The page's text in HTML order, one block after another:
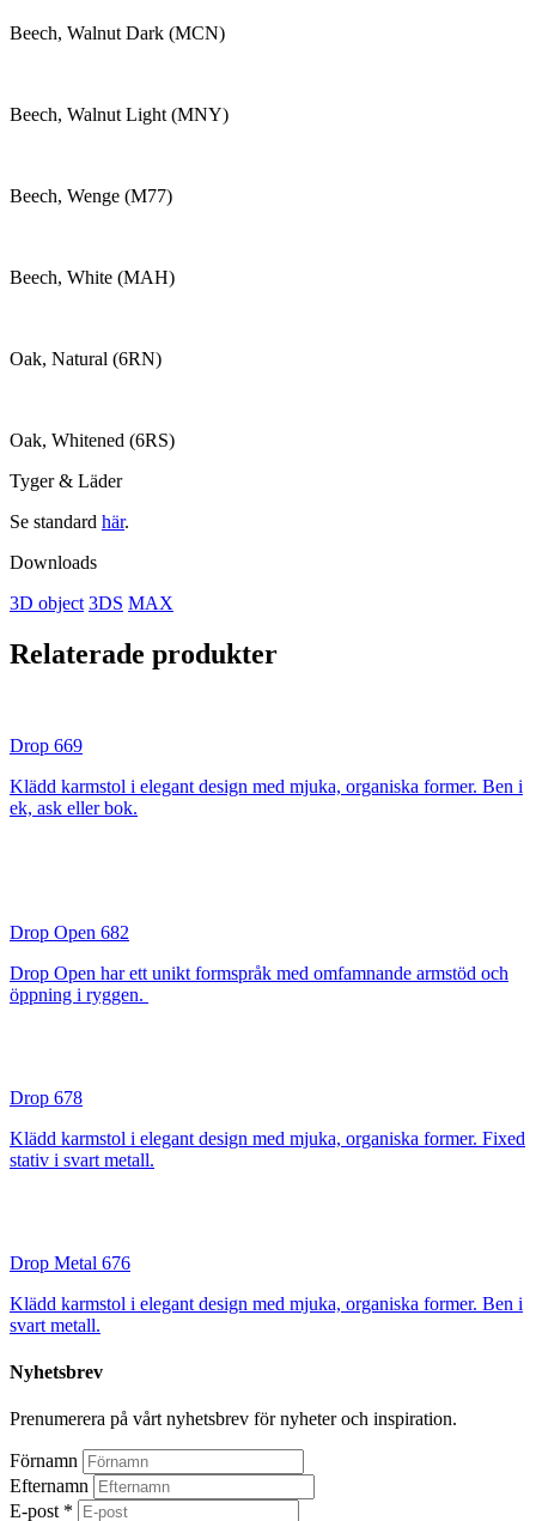
Beech, Walnut Dark (MCN)
Beech, Walnut Light (MNY)
Beech, Wenge (M77)
Beech, White (MAH)
Oak, Natural (6RN)
Oak, Whitened (6RS)
Tyger & Läder
Se standard här.
Downloads
3D object 3DS MAX
Relaterade produkter
Drop 669
Klädd karmstol i elegant design med mjuka, organiska former. Ben i
ek, ask eller bok.
Drop Open 682
Drop Open har ett unikt formspråk med omfamnande armstöd och
öppning i ryggen.
Drop 678
Klädd karmstol i elegant design med mjuka, organiska former. Fixed
stativ i svart metall.
Drop Metal 676
Klädd karmstol i elegant design med mjuka, organiska former. Ben i
svart metall.
Nyhetsbrev
Prenumerera på vårt nyhetsbrev för nyheter och inspiration.
Förnamn
Efternamn
E-post *